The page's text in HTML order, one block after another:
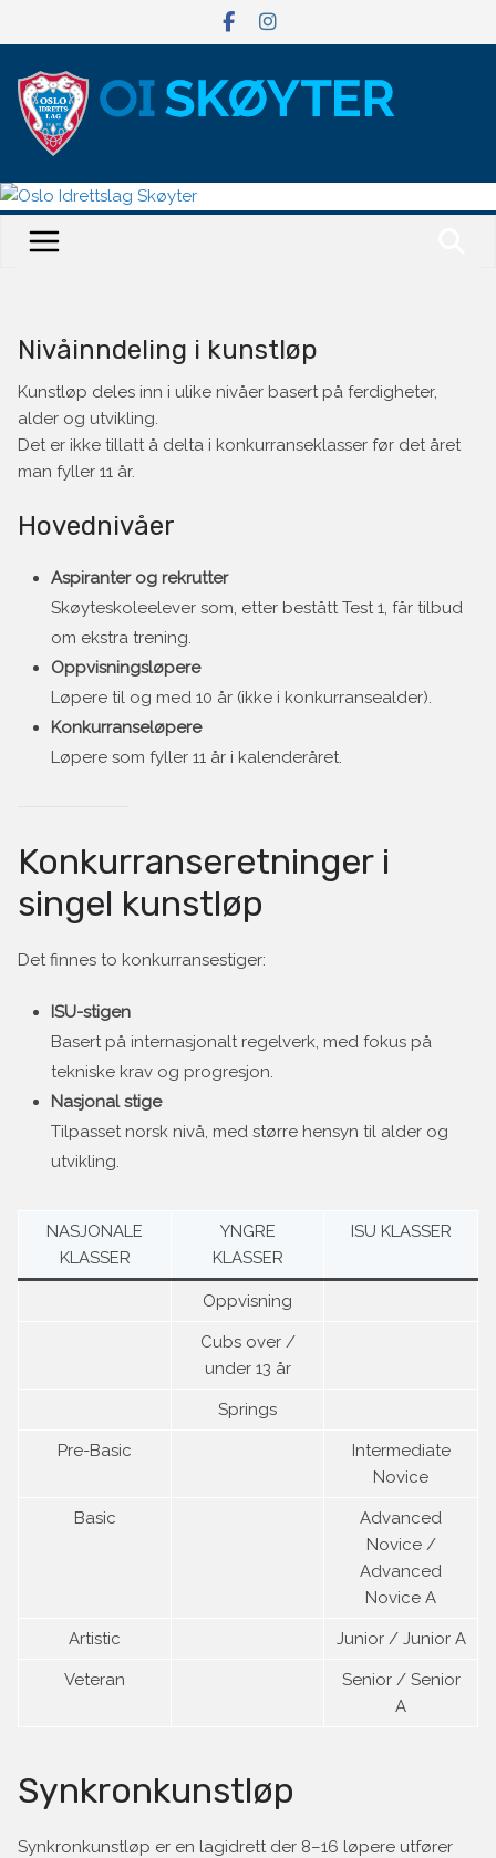
Nivåinndeling i kunstløp
Kunstløp deles inn i ulike nivåer basert på ferdigheter,
alder og utvikling.
Det er ikke tillatt å delta i konkurranseklasser før det året
man fyller 11 år.
Hovednivåer
Aspiranter og rekrutter
Skøyteskoleelever som, etter bestått Test 1, får tilbud
om ekstra trening.
Oppvisningsløpere
Løpere til og med 10 år (ikke i konkurransealder).
Konkurranseløpere
Løpere som fyller 11 år i kalenderåret.
Konkurranseretninger i
singel kunstløp
Det finnes to konkurransestiger:
ISU-stigen
Basert på internasjonalt regelverk, med fokus på
tekniske krav og progresjon.
Nasjonal stige
Tilpasset norsk nivå, med større hensyn til alder og
utvikling.
NASJONALE
KLASSER
YNGRE
KLASSER
ISU KLASSER
Oppvisning
Cubs over /
under 13 år
Springs
Pre-Basic
Intermediate
Novice
Basic
Advanced
Novice /
Advanced
Novice A
Artistic Junior / Junior A
Veteran
Senior / Senior
A
Synkronkunstløp
Synkronkunstløp er en lagidrett der 8–16 løpere utfører